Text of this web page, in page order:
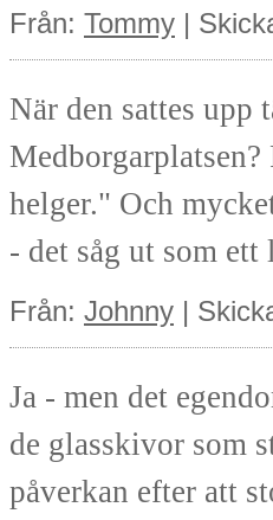
Från: Tommy |
När den sattes upp
Medborgarplatsen?
helger." Och
- det såg ut som
Från: Johnny |
Ja - men det
de glasskivor som
påverkan efter att